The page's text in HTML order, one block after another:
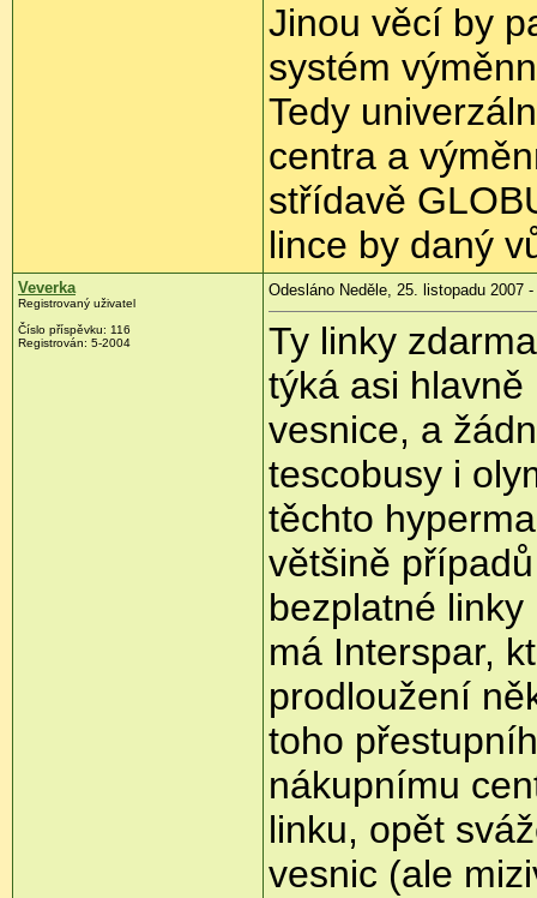
Jinou věcí by
systém
Tedy
centra a
střídavě
lince by daný
Veverka
Registrovaný uživatel
Číslo příspěvku: 116
Registrován: 5-2004
Odesláno Neděle, 25. listopadu 2007 -
Ty linky
týká asi
vesnice, a
tescobusy i
těchto
většině
bezplatné
má Interspar,
prodloužení
toho
nákupnímu
linku, opět
vesnic (ale